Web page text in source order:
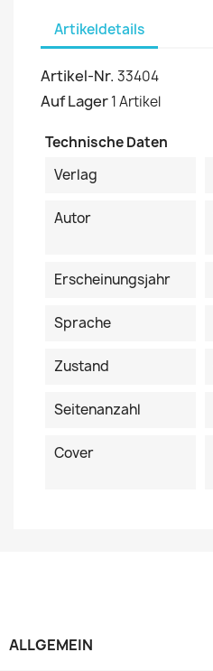
Artikeldetails
Artikel-Nr. 33404
Auf Lager1 Artikel
Technische Daten
Verlag
Autor
Erscheinungsjahr
Sprache
Zustand
Seitenanzahl
Cover
ALLGEMEIN